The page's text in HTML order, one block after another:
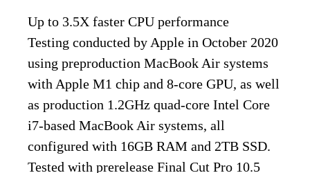
Up to 3.5X faster CPU performance
Testing conducted by Apple in October 2020
using preproduction MacBook Air systems
with Apple M1 chip and 8-core GPU, as well
as production 1.2GHz quad-core Intel Core
i7-based MacBook Air systems, all
configured with 16GB RAM and 2TB SSD.
Tested with prerelease Final Cut Pro 10.5